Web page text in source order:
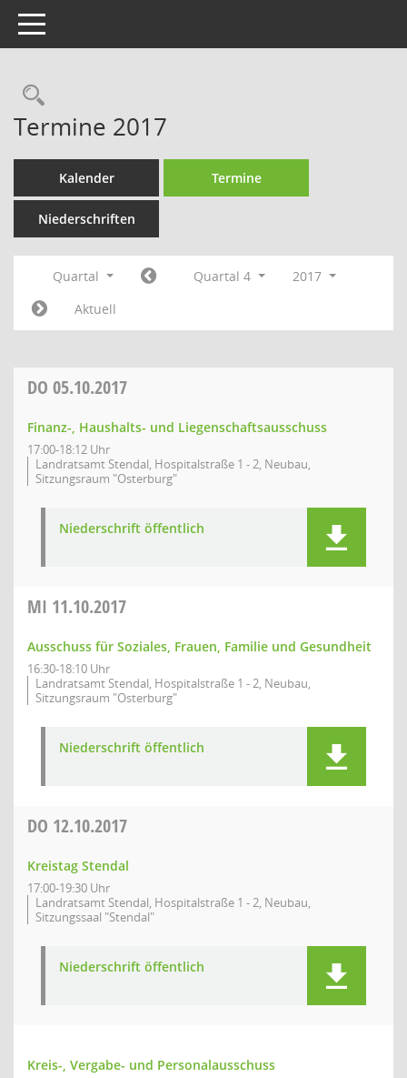
Toggle navigation
Rechercheauswahl
Termine 2017
Kalender Termine
Niederschriften
Quartal Quartal 4
2017
Aktuell
DO 05.10.2017
Finanz-, Haushalts- und Liegenschaftsausschuss
17:00-18:12 Uhr
Landratsamt Stendal, Hospitalstraße 1 - 2, Neubau,
Sitzungsraum "Osterburg"
Niederschrift öffentlich
MI 11.10.2017
Ausschuss für Soziales, Frauen, Familie und Gesundheit
16:30-18:10 Uhr
Landratsamt Stendal, Hospitalstraße 1 - 2, Neubau,
Sitzungsraum "Osterburg"
Niederschrift öffentlich
DO 12.10.2017
Kreistag Stendal
17:00-19:30 Uhr
Landratsamt Stendal, Hospitalstraße 1 - 2, Neubau,
Sitzungssaal "Stendal"
Niederschrift öffentlich
Kreis-, Vergabe- und Personalausschuss